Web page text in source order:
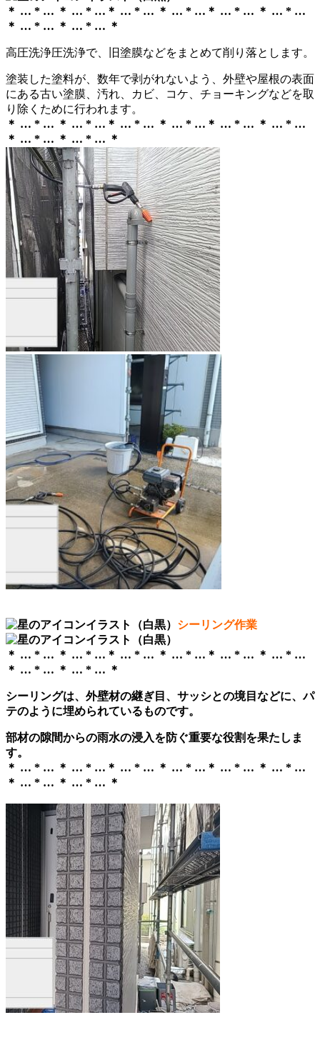
＊ … * … ＊ … * …＊ … * … ＊ … * …＊ … * … ＊ … * …
＊ … * … ＊ … * … ＊
高圧洗浄圧洗浄で、旧塗膜などをまとめて削り落とします。
塗装した塗料が、数年で剥がれないよう、外壁や屋根の表面
にある古い塗膜、汚れ、カビ、コケ、チョーキングなどを取
り除くために行われます。
＊ … * … ＊ … * …＊ … * … ＊ … * …＊ … * … ＊ … * …
＊ … * … ＊ … * … ＊
シーリング作業
＊ … * … ＊ … * …＊ … * … ＊ … * …＊ … * … ＊ … * …
＊ … * … ＊ … * … ＊
シーリングは、外壁材の継ぎ目、サッシとの境目などに、パ
テのように埋められているものです。
部材の隙間からの雨水の浸入を防ぐ重要な役割を果たしま
す。
＊ … * … ＊ … * …＊ … * … ＊ … * …＊ … * … ＊ … * …
＊ … * … ＊ … * … ＊